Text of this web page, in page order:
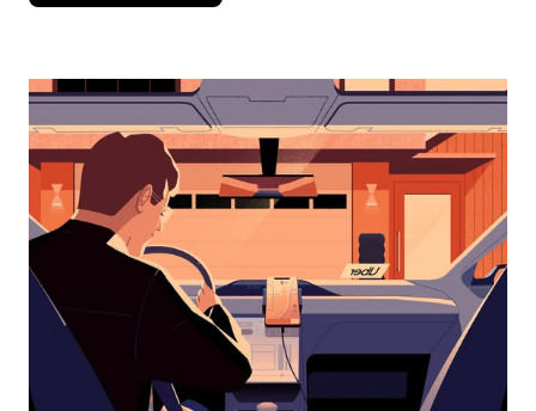
で
ン
ダ
ー
を
操
作
し、
を